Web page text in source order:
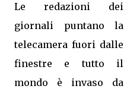
Le redazioni dei
giornali puntano la
telecamera fuori dalle
finestre e tutto il
mondo è invaso da